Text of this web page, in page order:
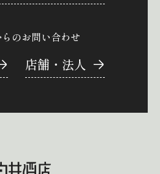
のお問い合わせ
店舗・法人